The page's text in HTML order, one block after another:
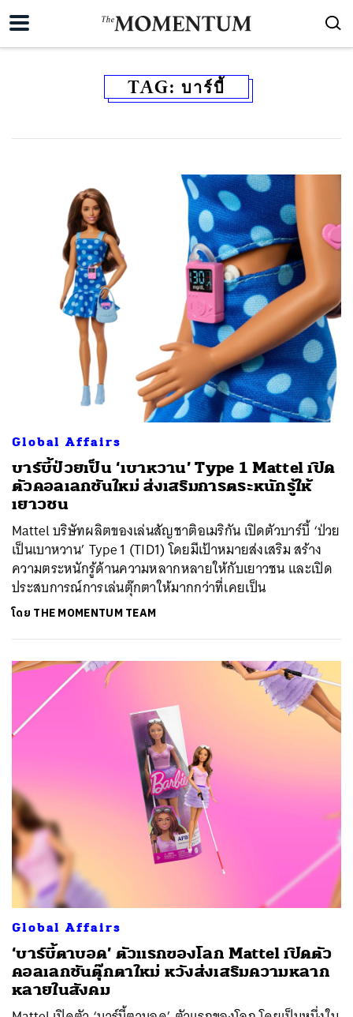
TAG: บาร์บี้
Global Affairs
บาร์บี้ป่วยเป็น ‘เบาหวาน’ Type 1 Mattel เปิด
ตัวคอลเลกชันใหม่ ส่งเสริมการตระหนักรู้ให้
เยาวชน
Mattel บริษัทผลิตของเล่นสัญชาติอเมริกัน เปิดตัวบาร์บี้ ‘ป่วย
เป็นเบาหวาน’ Type 1 (TID1) โดยมีเป้าหมายส่งเสริม สร้าง
ความตระหนักรู้ด้านความหลากหลายให้กับเยาวชน และเปิด
ประสบการณ์การเล่นตุ๊กตาให้มากกว่าที่เคยเป็น
โดย THE MOMENTUM TEAM
Global Affairs
‘บาร์บี้ตาบอด’ ตัวแรกของโลก Mattel เปิดตัว
คอลเลกชันตุ๊กตาใหม่ หวังส่งเสริมความหลาก
หลายในสังคม